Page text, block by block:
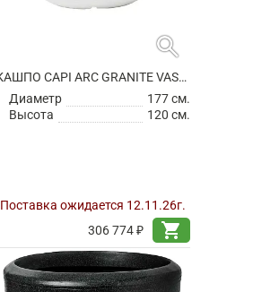
search
КАШПО CAPI ARC GRANITE VASE BALL WHITE
Диаметр
177 см.
Высота
120 см.
Поставка ожидается 12.11.26г.
306 774 ₽
shopping_cart